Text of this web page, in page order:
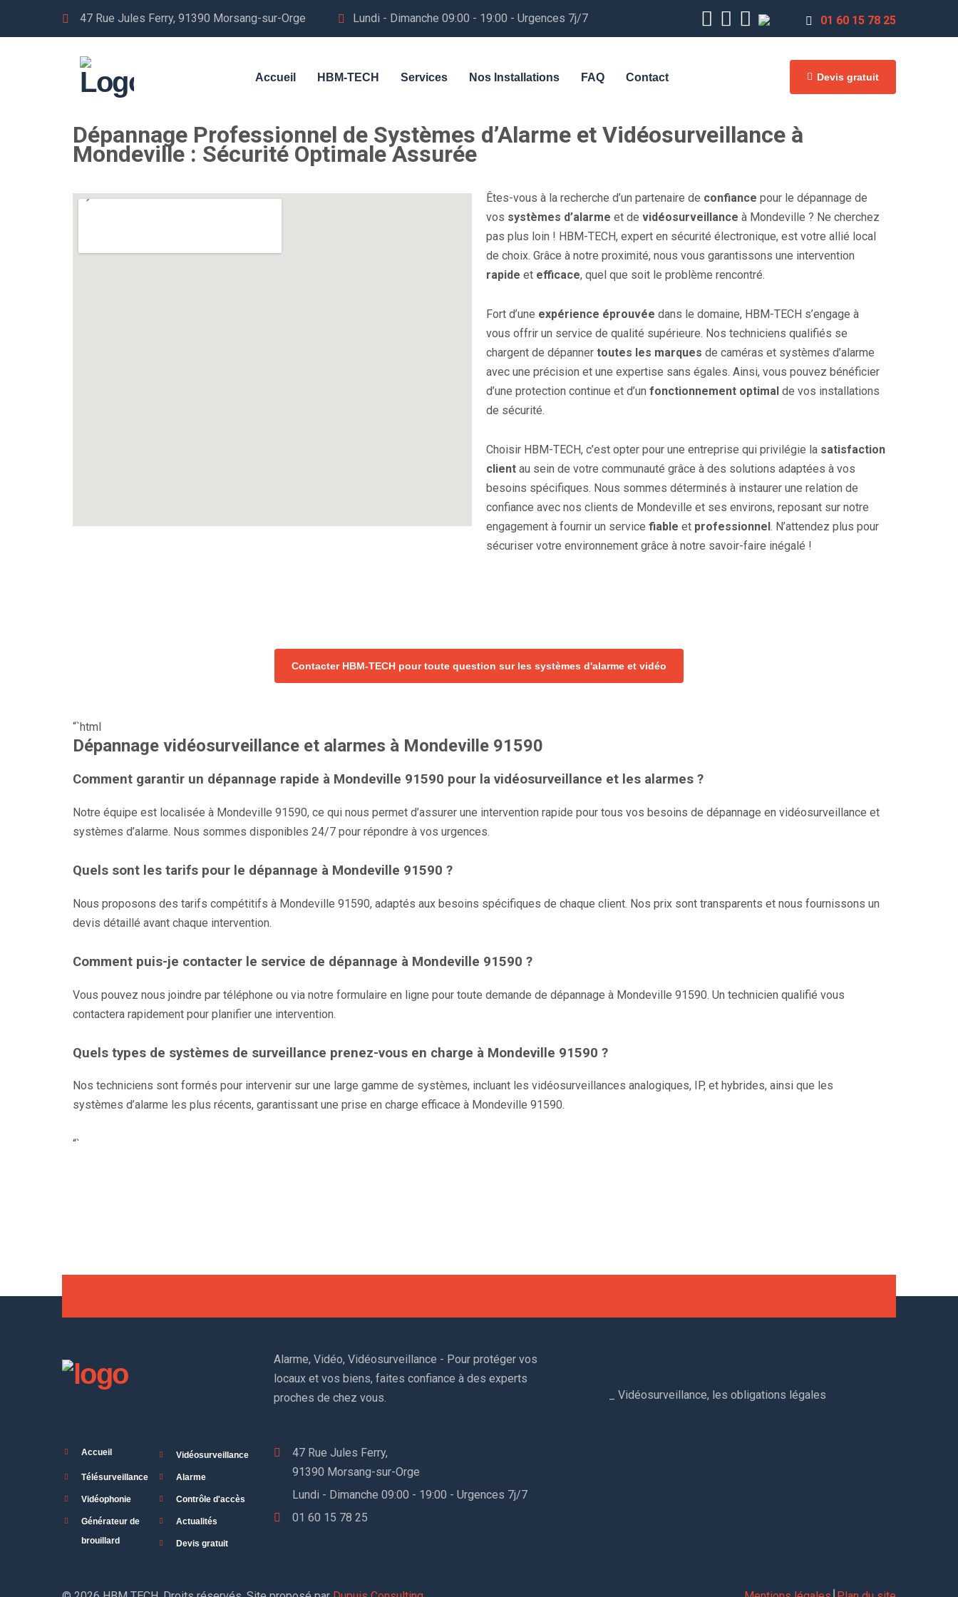
47 Rue Jules Ferry, 91390 Morsang-sur-Orge Lundi - Dimanche 09:00 - 19:00 - Urgences 7j/7 01 60 15 78 25
Accueil HBM-TECH Services Nos Installations FAQ Contact Devis gratuit
Dépannage Professionnel de Systèmes d’Alarme et Vidéosurveillance à
Mondeville : Sécurité Optimale Assurée
Êtes-vous à la recherche d’un partenaire de confiance pour le dépannage de
vos systèmes d’alarme et de vidéosurveillance à Mondeville ? Ne cherchez
pas plus loin ! HBM-TECH, expert en sécurité électronique, est votre allié local
de choix. Grâce à notre proximité, nous vous garantissons une intervention
rapide et efficace, quel que soit le problème rencontré.
Fort d’une expérience éprouvée dans le domaine, HBM-TECH s’engage à
vous offrir un service de qualité supérieure. Nos techniciens qualifiés se
chargent de dépanner toutes les marques de caméras et systèmes d’alarme
avec une précision et une expertise sans égales. Ainsi, vous pouvez bénéficier
d’une protection continue et d’un fonctionnement optimal de vos installations
de sécurité.
Choisir HBM-TECH, c’est opter pour une entreprise qui privilégie la satisfaction
client au sein de votre communauté grâce à des solutions adaptées à vos
besoins spécifiques. Nous sommes déterminés à instaurer une relation de
confiance avec nos clients de Mondeville et ses environs, reposant sur notre
engagement à fournir un service fiable et professionnel . N’attendez plus pour
sécuriser votre environnement grâce à notre savoir-faire inégalé !
Contacter HBM-TECH pour toute question sur les systèmes d'alarme et vidéo
“`html
Dépannage vidéosurveillance et alarmes à Mondeville 91590
Comment garantir un dépannage rapide à Mondeville 91590 pour la vidéosurveillance et les alarmes ?
Notre équipe est localisée à Mondeville 91590, ce qui nous permet d’assurer une intervention rapide pour tous vos besoins de dépannage en vidéosurveillance et
systèmes d’alarme. Nous sommes disponibles 24/7 pour répondre à vos urgences.
Quels sont les tarifs pour le dépannage à Mondeville 91590 ?
Nous proposons des tarifs compétitifs à Mondeville 91590, adaptés aux besoins spécifiques de chaque client. Nos prix sont transparents et nous fournissons un
devis détaillé avant chaque intervention.
Comment puis-je contacter le service de dépannage à Mondeville 91590 ?
Vous pouvez nous joindre par téléphone ou via notre formulaire en ligne pour toute demande de dépannage à Mondeville 91590. Un technicien qualifié vous
contactera rapidement pour planifier une intervention.
Quels types de systèmes de surveillance prenez-vous en charge à Mondeville 91590 ?
Nos techniciens sont formés pour intervenir sur une large gamme de systèmes, incluant les vidéosurveillances analogiques, IP, et hybrides, ainsi que les
systèmes d’alarme les plus récents, garantissant une prise en charge efficace à Mondeville 91590.
“`
Alarme, Vidéo, Vidéosurveillance - Pour protéger vos
locaux et vos biens, faites confiance à des experts
proches de chez vous.
Accueil Vidéosurveillance
Télésurveillance Alarme
Vidéophonie Contrôle d'accès
Générateur de
brouillard
Actualités
Devis gratuit
47 Rue Jules Ferry,
91390 Morsang-sur-Orge
Lundi - Dimanche 09:00 - 19:00 - Urgences 7j/7
01 60 15 78 25
Vidéosurveillance, les obligations légales